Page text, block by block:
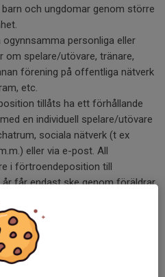
och ungdomar genom större
personliga eller
om spelare/utövare, tränare,
förening på offentliga nätverk
etc.
tillåts ha ett förhållande
en individuell spelare/utövare
sociala nätverk (t ex
eller via e-post. All
i förtroendeposition till
får endast ske genom föräldrar
i Värmdö IF ska
det gäller klubbens
är att informera, förebygga
och övergrepp förekommer